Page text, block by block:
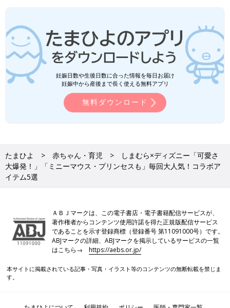
ションも豊富。今回は、なかでも特に話題を集
めている商品をご紹介します♪
どのコラボアイテムも、ディズニーファンにとってはたまらな
い、素敵なデザインでしたよね！しまむら×ディズニーのコラボ
アイテムは、ミッキーマウスやミニーマウスをはじめ、プリンセ
スやマリーなど、たくさんのキャラクターが販売されています。
ぜひ推しキャラのアイテムをゲットしてくださいね♪
(文：今井あやか)
●記事内容でご紹介している投稿、リンク先は、削除される場合
があります。あらかじめご了承ください。
超話題★厚底スニーカー「しまむら・
GUも！」「ボリューミーで可愛い！」
見え、なかには1,000円以下で買えるものもあ
り、ぜひとも注目してほしいんです。そこで今
回は元アパレル店員ライターが、春夏コーデに
大活躍する厚底スニーカーをご紹介！おすすめ
の合わせ方も要チェックです♪
春の羽織りアイテム「ユニクロ・しまむ
らも！」「カーデ・軽量ジャケットが大
活躍！」元アパレル店員ライターおすす
め5選
春が近づき暖かい日もありますが、まだまだ肌
寒い日もありますよね。ちょっとしたお出かけ
大活躍する羽織りアイテムをご紹介！おすすめ
しまむらの記事一覧
妊娠日数や生後日数に合った情報を毎日お届け
妊娠中から産後まで長く使える無料アプリ
無料ダウンロード
たまひよ 赤ちゃん・育児
しまむら×ディズニー「可愛さ
大爆発！」「ミニーマウス・プリンセスも」毎回大人気！コラボア
イテム5選
ＡＢＪマークは、この電子書店・電子書籍配信サービスが、
著作権者からコンテンツ使用許諾を得た正規版配信サービス
であることを示す登録商標（登録番号 第11091000号）です。
ABJマークの詳細、ABJマークを掲示しているサービスの一覧
はこちら→https://aebs.or.jp/
本サイトに掲載されている記事・写真・イラスト等のコンテンツの無断転載を禁じま
す。